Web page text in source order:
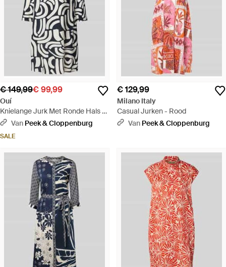
€ 149,99€ 99,99
Ouí
Knielange Jurk Met Ronde Hals -
Wit Van Peek & Cloppenburg
SALE
€ 129,99
Milano Italy
Casual Jurken - Rood
Van Peek & Cloppenburg